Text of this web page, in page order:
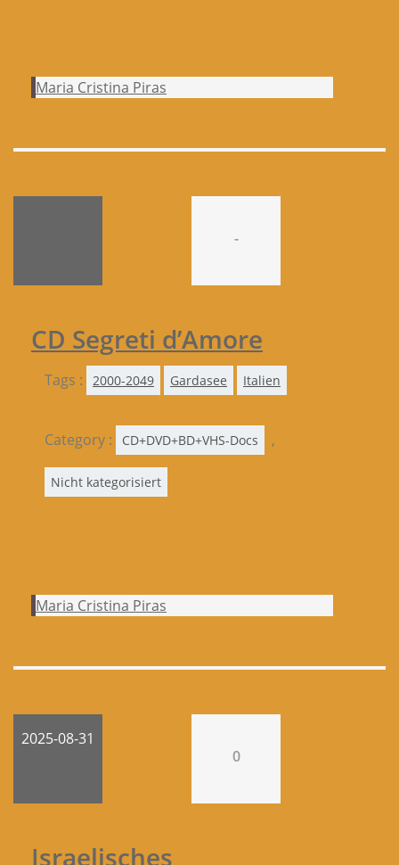
Maria Cristina Piras
-
CD Segreti d’Amore
Tags : 2000-2049 Gardasee Italien
Category : CD+DVD+BD+VHS-Docs ,
Nicht kategorisiert
Maria Cristina Piras
2025-08-31
0
Israelisches